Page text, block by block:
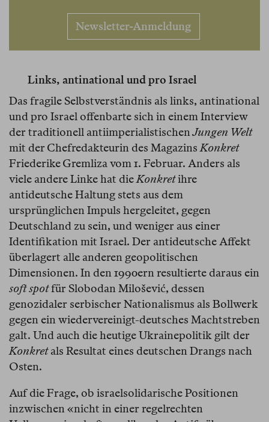
Newsletter-Anmeldung
Links, antinational und pro Israel
Das fragile Selbstverständnis als links, antinational
und pro Israel offenbarte sich in einem Interview
der traditionell antiimperialistischenJungen Welt
mit der Chefredakteurin des MagazinsKonkret
Friederike Gremliza vom 1. Februar. Anders als
viele andere Linke hat dieKonkretihre
antideutsche Haltung stets aus dem
ursprünglichen Impuls hergeleitet, gegen
Deutschland zu sein, und weniger aus einer
Identifikation mit Israel. Der antideutsche Affekt
überlagert alle anderen geopolitischen
Dimensionen. In den 1990ern resultierte daraus ein
soft spotfür Slobodan Milošević, dessen
genozidaler serbischer Nationalismus als Bollwerk
gegen ein wiedervereinigt-deutsches Machtstreben
galt. Und auch die heutige Ukrainepolitik gilt der
Konkretals Resultat eines deutschen Drangs nach
Osten.
Auf die Frage, ob israelsolidarische Positionen
inzwischen «nicht in einer regelrechten